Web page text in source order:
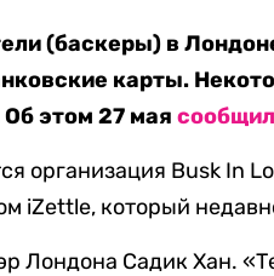
(баскеры) в
карты.
этом 27 мая
организация Busk In
iZettle, который
Лондона Садик Хан.